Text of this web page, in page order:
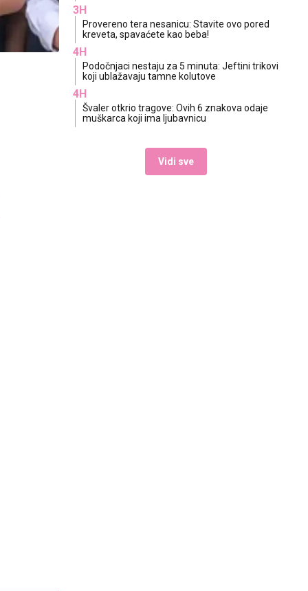
3H
Provereno tera nesanicu: Stavite ovo pored
kreveta, spavaćete kao beba!
4H
Podočnjaci nestaju za 5 minuta: Jeftini trikovi
koji ublažavaju tamne kolutove
4H
Švaler otkrio tragove: Ovih 6 znakova odaje
muškarca koji ima ljubavnicu
Vidi sve